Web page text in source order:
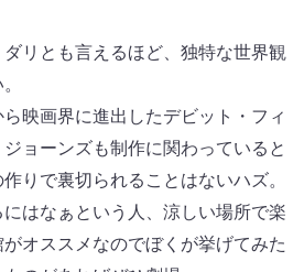
リとも言えるほど、独特な世界観
映画界に進出したデビット・フィ
ョーンズも制作に関わっていると
りで裏切られることはないハズ。
はなぁという人、涼しい場所で楽
オススメなのでぼくが挙げてみた